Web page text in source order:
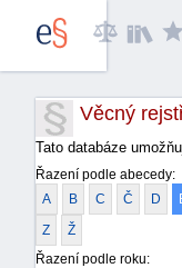
Věcný
Tato databáze
Řazení podle abecedy:
A B C Č D
Z Ž
Řazení podle roku: